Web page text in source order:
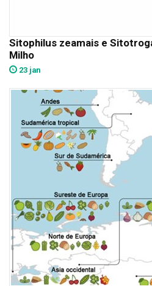
Sitophilus zeamais e
Milho
23 jan